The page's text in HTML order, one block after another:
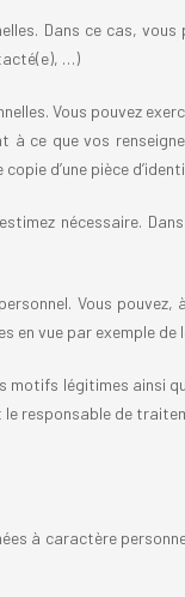
Dans ce cas,
…)
Vous pouvez
ce que vos
d’une pièce
nécessaire.
Vous pouvez,
en vue par exemple de
légitimes ainsi
responsable de
à caractère